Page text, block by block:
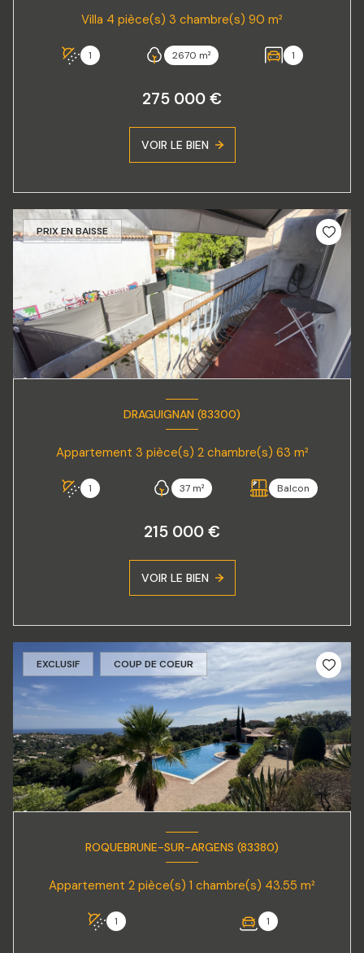
Villa 4 pièce(s) 3 chambre(s) 90 m²
1 2670 m² 1
275 000 €
VOIR LE BIEN
PRIX EN BAISSE
DRAGUIGNAN (83300)
Appartement 3 pièce(s) 2 chambre(s) 63 m²
1 37 m² Balcon
215 000 €
VOIR LE BIEN
EXCLUSIF COUP DE COEUR
ROQUEBRUNE-SUR-ARGENS (83380)
Appartement 2 pièce(s) 1 chambre(s) 43.55 m²
1 1